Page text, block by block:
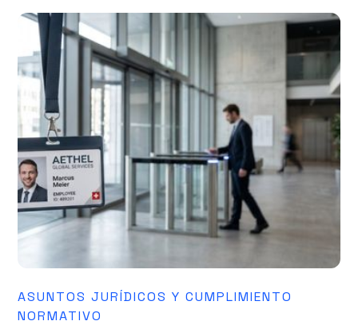
ASUNTOS JURÍDICOS Y CUMPLIMIENTO
NORMATIVO